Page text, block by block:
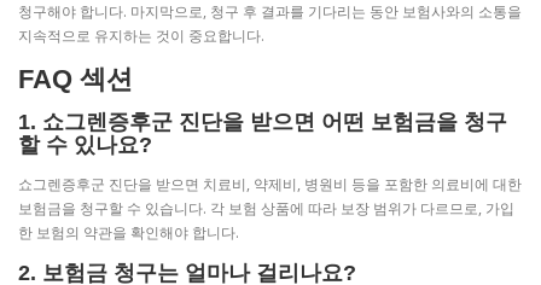
청구해야 합니다. 마지막으로, 청구 후 결과를 기다리는 동안 보험사와의 소통을
지속적으로 유지하는 것이 중요합니다.
FAQ 섹션
1. 쇼그렌증후군 진단을 받으면 어떤 보험금을 청구
할 수 있나요?
쇼그렌증후군 진단을 받으면 치료비, 약제비, 병원비 등을 포함한 의료비에 대한
보험금을 청구할 수 있습니다. 각 보험 상품에 따라 보장 범위가 다르므로, 가입
한 보험의 약관을 확인해야 합니다.
2. 보험금 청구는 얼마나 걸리나요?